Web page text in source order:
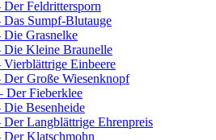
Der Feldrittersporn
Das Sumpf-Blutauge
Die Grasnelke
Die Kleine Braunelle
Vierblättrige Einbeere
Der Große Wiesenknopf
Der Fieberklee
Die Besenheide
Der Langblättrige Ehrenpreis
Der Klatschmohn